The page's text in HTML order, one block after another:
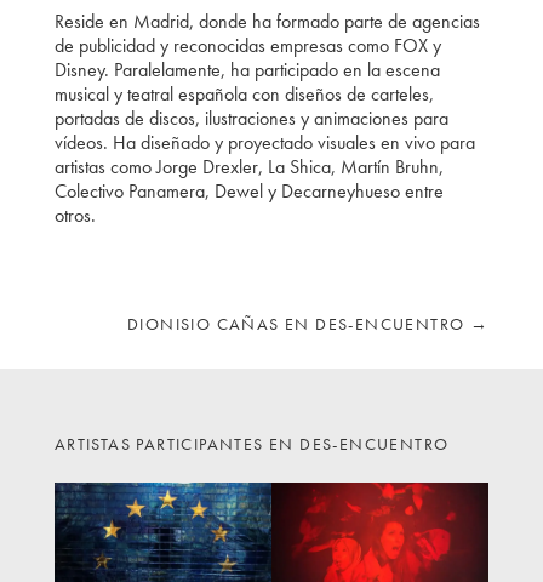
Reside en Madrid, donde ha formado parte de agencias
de publicidad y reconocidas empresas como FOX y
Disney. Paralelamente, ha participado en la escena
musical y teatral española con diseños de carteles,
portadas de discos, ilustraciones y animaciones para
vídeos. Ha diseñado y proyectado visuales en vivo para
artistas como Jorge Drexler, La Shica, Martín Bruhn,
Colectivo Panamera, Dewel y Decarneyhueso entre
otros.
DIONISIO CAÑAS EN DES-ENCUENTRO →
ARTISTAS PARTICIPANTES EN DES-ENCUENTRO